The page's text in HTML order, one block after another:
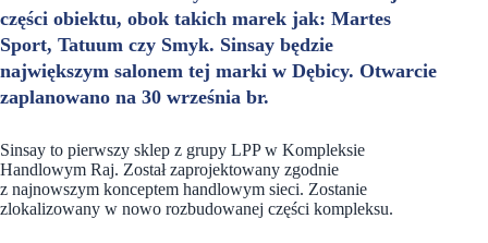
części obiektu, obok takich marek jak: Martes
Sport, Tatuum czy Smyk. Sinsay będzie
największym salonem tej marki w Dębicy. Otwarcie
zaplanowano na 30 września br.
Sinsay to pierwszy sklep z grupy LPP w Kompleksie
Handlowym Raj. Został zaprojektowany zgodnie
z najnowszym konceptem handlowym sieci. Zostanie
zlokalizowany w nowo rozbudowanej części kompleksu.